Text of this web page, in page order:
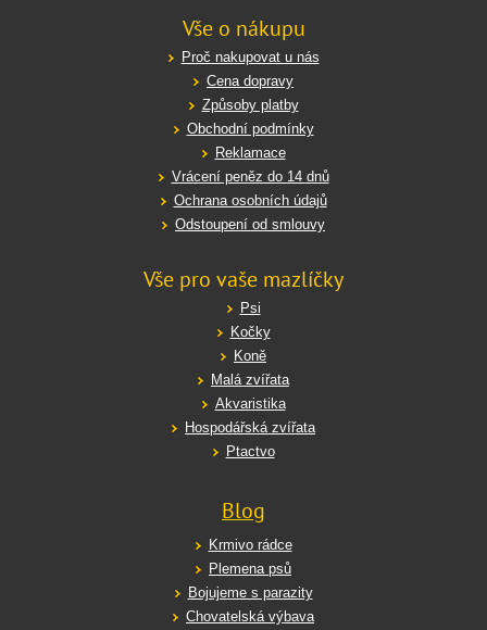
Vše o nákupu
Proč nakupovat u nás
Cena dopravy
Způsoby platby
Obchodní podmínky
Reklamace
Vrácení peněz do 14 dnů
Ochrana osobních údajů
Odstoupení od smlouvy
Vše pro vaše mazlíčky
Psi
Kočky
Koně
Malá zvířata
Akvaristika
Hospodářská zvířata
Ptactvo
Blog
Krmivo rádce
Plemena psů
Bojujeme s parazity
Chovatelská výbava